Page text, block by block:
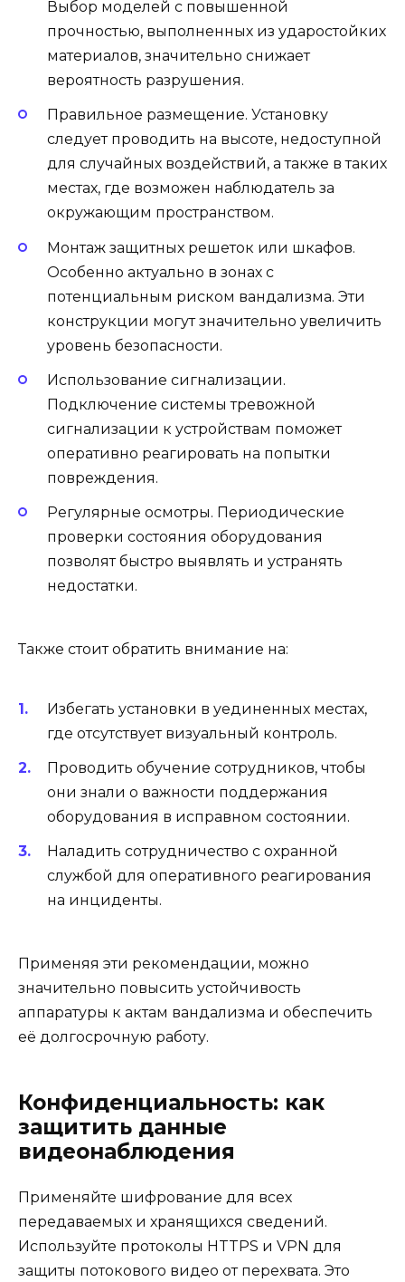
Выбор моделей с повышенной
прочностью, выполненных из ударостойких
материалов, значительно снижает
вероятность разрушения.
Правильное размещение. Установку
следует проводить на высоте, недоступной
для случайных воздействий, а также в таких
местах, где возможен наблюдатель за
окружающим пространством.
Монтаж защитных решеток или шкафов.
Особенно актуально в зонах с
потенциальным риском вандализма. Эти
конструкции могут значительно увеличить
уровень безопасности.
Использование сигнализации.
Подключение системы тревожной
сигнализации к устройствам поможет
оперативно реагировать на попытки
повреждения.
Регулярные осмотры. Периодические
проверки состояния оборудования
позволят быстро выявлять и устранять
недостатки.
Также стоит обратить внимание на:
Избегать установки в уединенных местах,
где отсутствует визуальный контроль.
Проводить обучение сотрудников, чтобы
они знали о важности поддержания
оборудования в исправном состоянии.
Наладить сотрудничество с охранной
службой для оперативного реагирования
на инциденты.
Применяя эти рекомендации, можно
значительно повысить устойчивость
аппаратуры к актам вандализма и обеспечить
её долгосрочную работу.
Конфиденциальность: как
защитить данные
видеонаблюдения
Применяйте шифрование для всех
передаваемых и хранящихся сведений.
Используйте протоколы HTTPS и VPN для
защиты потокового видео от перехвата. Это